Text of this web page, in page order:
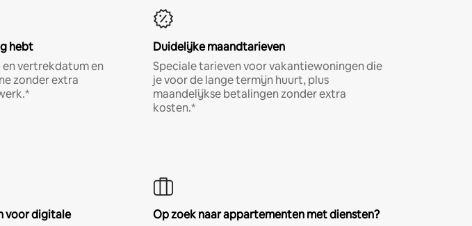
hebt
en vertrekdatum en
zonder extra
Duidelijke maandtarieven
Speciale tarieven voor vakantiewoningen die
je voor de lange termijn huurt, plus
maandelijkse betalingen zonder extra
kosten.*
voor digitale
Op zoek naar appartementen met diensten?